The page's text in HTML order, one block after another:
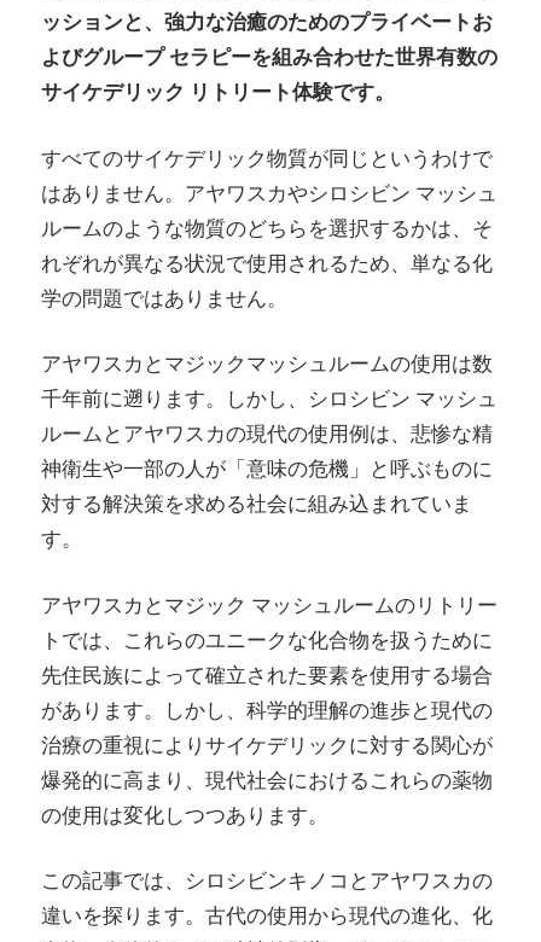
ッションと、強力な治癒のためのプライベートお
よびグループ セラピーを組み合わせた世界有数の
サイケデリック リトリート体験です。
すべてのサイケデリック物質が同じというわけで
はありません。アヤワスカやシロシビン マッシュ
ルームのような物質のどちらを選択するかは、そ
れぞれが異なる状況で使用されるため、単なる化
学の問題ではありません。
アヤワスカとマジックマッシュルームの使用は数
千年前に遡ります。しかし、シロシビン マッシュ
ルームとアヤワスカの現代の使用例は、悲惨な精
神衛生や一部の人が「意味の危機」と呼ぶものに
対する解決策を求める社会に組み込まれていま
す。
アヤワスカとマジック マッシュルームのリトリー
トでは、これらのユニークな化合物を扱うために
先住民族によって確立された要素を使用する場合
があります。しかし、科学的理解の進歩と現代の
治療の重視によりサイケデリックに対する関心が
爆発的に高まり、現代社会におけるこれらの薬物
の使用は変化しつつあります。
この記事では、シロシビンキノコとアヤワスカの
違いを探ります。古代の使用から現代の進化、化